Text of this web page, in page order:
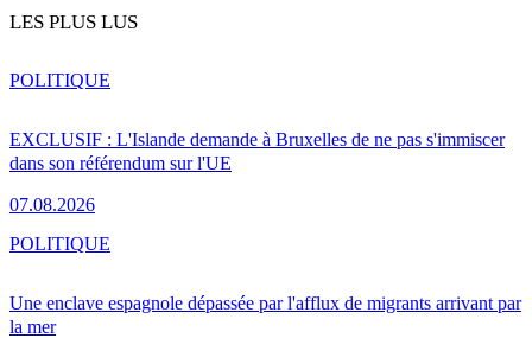
LES PLUS LUS
EXCLUSIF : L'Islande demande à Bruxelles de ne pas s'immiscer
dans son référendum sur l'UE
07.08.2026
POLITIQUE
Une enclave espagnole dépassée par l'afflux de migrants arrivant par
la mer
POLITIQUE